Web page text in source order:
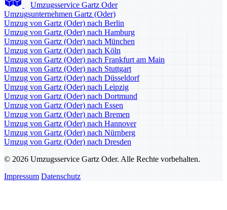
Umzugsservice Gartz Oder
Umzugsunternehmen Gartz (Oder)
Umzug von Gartz (Oder) nach Berlin
Umzug von Gartz (Oder) nach Hamburg
Umzug von Gartz (Oder) nach München
Umzug von Gartz (Oder) nach Köln
Umzug von Gartz (Oder) nach Frankfurt am Main
Umzug von Gartz (Oder) nach Stuttgart
Umzug von Gartz (Oder) nach Düsseldorf
Umzug von Gartz (Oder) nach Leipzig
Umzug von Gartz (Oder) nach Dortmund
Umzug von Gartz (Oder) nach Essen
Umzug von Gartz (Oder) nach Bremen
Umzug von Gartz (Oder) nach Hannover
Umzug von Gartz (Oder) nach Nürnberg
Umzug von Gartz (Oder) nach Dresden
© 2026 Umzugsservice Gartz Oder. Alle Rechte vorbehalten.
Impressum Datenschutz